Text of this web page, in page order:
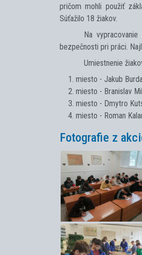
pričom mohli použiť
Súťažilo 18 žiakov.
Na
bezpečnosti pri práci.
Umiestnenie
miesto - Jakub
miesto - Branislav
miesto - Dmytro
miesto - Roman
Fotografie z